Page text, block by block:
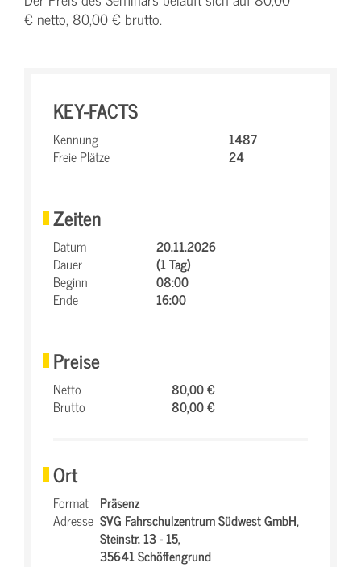
€ netto, 80,00 € brutto.
KEY-FACTS
Kennung
1487
Freie Plätze
24
Zeiten
Datum
20.11.2026
Dauer
(1 Tag)
Beginn
08:00
Ende
16:00
Preise
Netto
80,00 €
Brutto
80,00 €
Ort
Format Präsenz
Adresse SVG Fahrschulzentrum Südwest GmbH,
Steinstr. 13 - 15,
35641 Schöffengrund